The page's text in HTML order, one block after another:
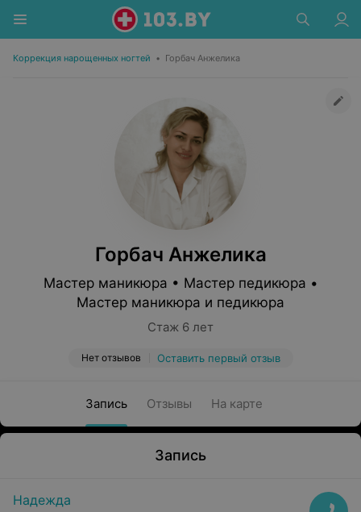
Коррекция нарощенных ногтей • Горбач Анжелика
Горбач Анжелика
Мастер маникюра • Мастер педикюра •
Мастер маникюра и педикюра
Стаж 6 лет
Нет отзывов Оставить первый отзыв
Запись Отзывы На карте
Запись
Надежда